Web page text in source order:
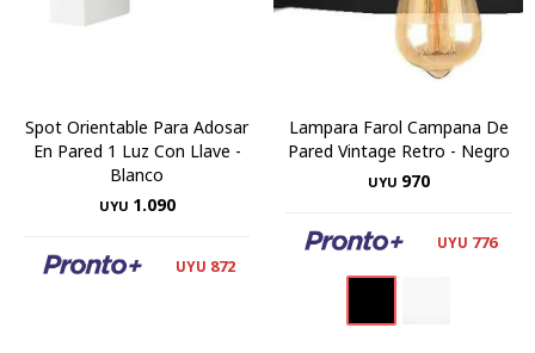
Spot Orientable Para Adosar
En Pared 1 Luz Con Llave -
Blanco
UYU 1.090
UYU 872
Lampara Farol Campana De
Pared Vintage Retro - Negro
UYU 970
UYU 776